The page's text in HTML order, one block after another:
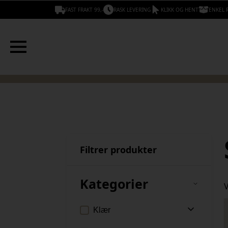
FAST FRAKT 99,- RASK LEVERING KLIKK OG HENT ENKEL
Filtrer produkter
Kategorier
Klær